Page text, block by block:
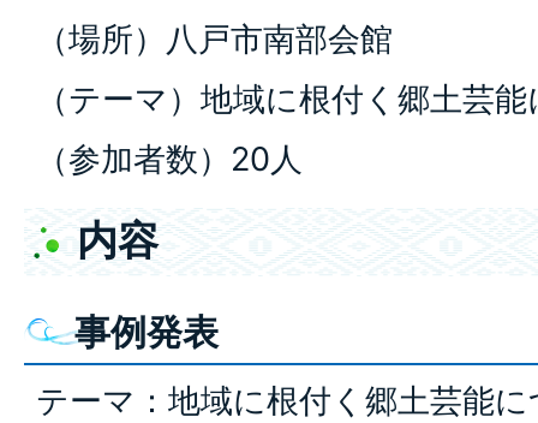
（場所）八戸市南部会館
（テーマ）地域に根付く郷土芸
（参加者数）20人
内容
事例発表
テーマ：地域に根付く郷土芸能